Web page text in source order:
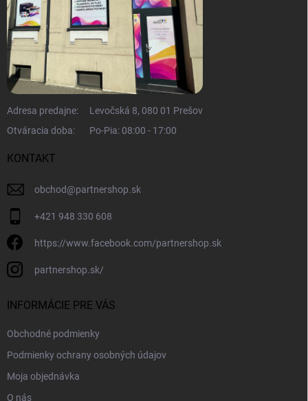
Adresa predajne:
Levočská 8, 080 01 Prešov
Otváracia doba:
Po-Pia: 08:00 - 17:00
KONTAKT
obchod@partnershop.sk
+421 948 330 608
https://www.facebook.com/partnershop.sk
partnershop.sk/
INFORMÁCIE PRE VÁS
Obchodné podmienky
Podmienky ochrany osobných údajov
Moja objednávka
O nás